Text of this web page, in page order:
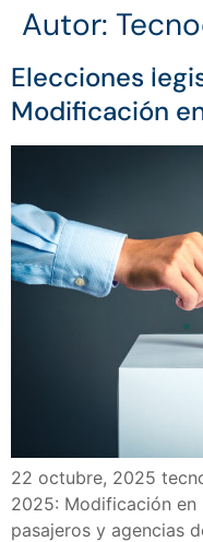
Autor:
Elecciones
Modificación
22 octubre, 2025
2025: Modificación en
pasajeros y agencias